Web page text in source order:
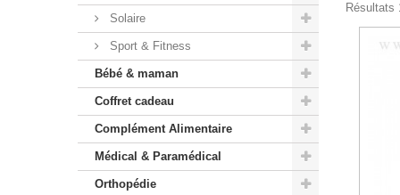
Solaire
Sport & Fitness
Bébé & maman
Coffret cadeau
Complément Alimentaire
Médical & Paramédical
Orthopédie
Résultats